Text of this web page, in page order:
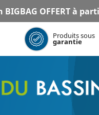
BIGBAG OFFERT à
Produits sous
garantie